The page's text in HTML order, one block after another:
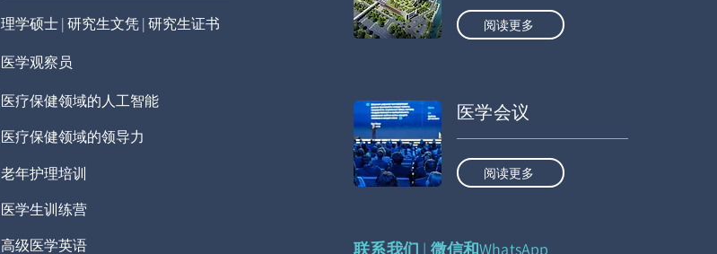
理学硕士 | 研究生文凭 | 研究生证书
医学观察员
医疗保健领域的人工智能
医疗保健领域的领导力
老年护理培训
医学生训练营
高级医学英语
阅读更多
医学会议
阅读更多
联系我们 | 微信和WhatsApp